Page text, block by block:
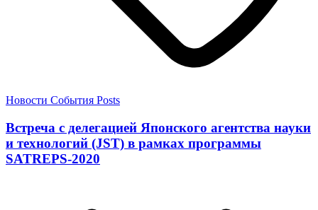
Новости События Posts
Встреча с делегацией Японского агентства науки
и технологий (JST) в рамках программы
SATREPS-2020